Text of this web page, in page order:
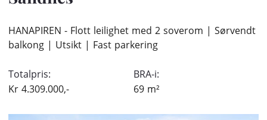
HANAPIREN - Flott leilighet med 2 soverom | Sørvendt
balkong | Utsikt | Fast parkering
Totalpris:
Kr 4.309.000,-
BRA-i:
69 m²